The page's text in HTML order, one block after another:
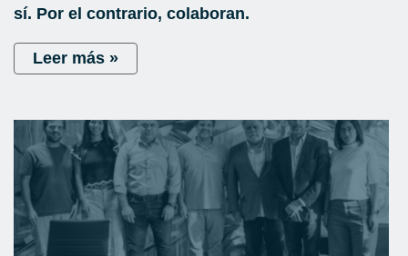
sí. Por el contrario, colaboran.
Leer más »